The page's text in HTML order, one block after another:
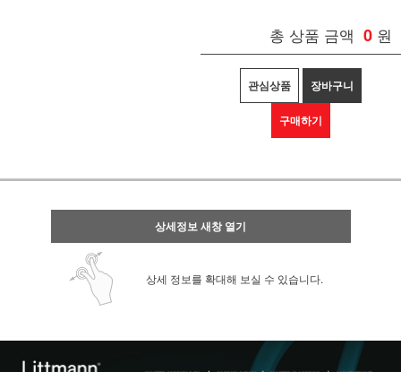
총 상품 금액 0 원
관심상품 장바구니
구매하기
상세정보 새창 열기
상세 정보를 확대해 보실 수 있습니다.